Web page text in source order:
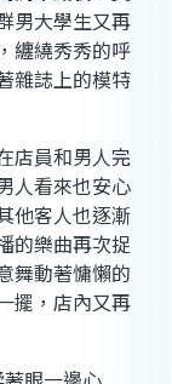
男大學生又再
纏繞秀秀的呼
雜誌上的模特
店員和男人完
人看來也安心
他客人也逐漸
的樂曲再次捉
舞動著慵懶的
擺，店內又再